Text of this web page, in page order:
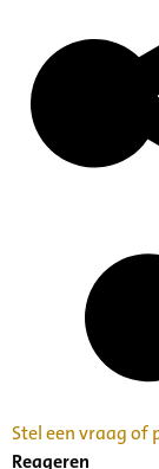
Stel een vraag of
Reageren